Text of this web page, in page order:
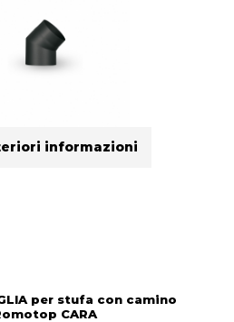
informazioni
per stufa con camino
CARA